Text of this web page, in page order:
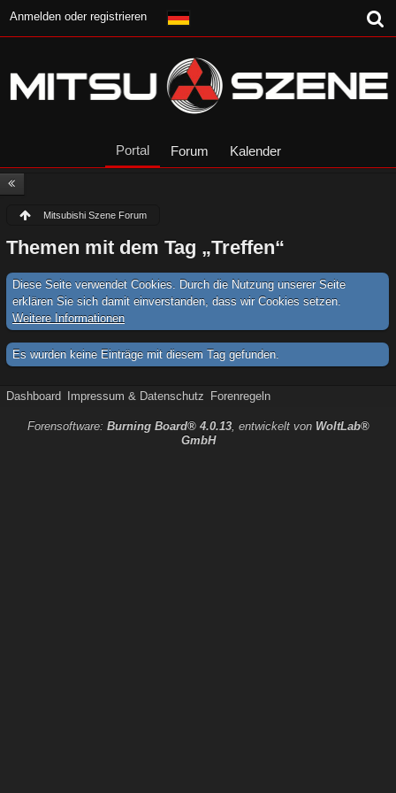
Anmelden oder registrieren
Portal Forum Kalender
Mitsubishi Szene Forum
Themen mit dem Tag „Treffen“
Diese Seite verwendet Cookies. Durch die Nutzung unserer Seite
erklären Sie sich damit einverstanden, dass wir Cookies setzen.
Weitere Informationen
Es wurden keine Einträge mit diesem Tag gefunden.
Dashboard Impressum & Datenschutz Forenregeln
Forensoftware: Burning Board® 4.0.13, entwickelt von WoltLab®
GmbH